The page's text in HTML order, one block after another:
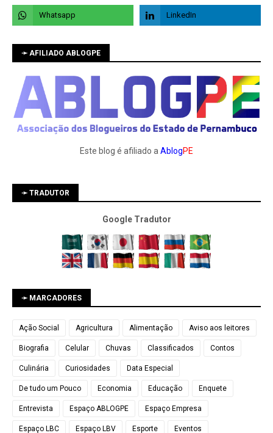
➛ AFILIADO ABLOGPE
Este blog é afiliado a AblogPE
➛ TRADUTOR
Google Tradutor
➛ MARCADORES
Ação Social Agricultura Alimentação Aviso aos leitores
Biografia Celular Chuvas Classificados Contos
Culinária Curiosidades Data Especial
De tudo um Pouco Economia Educação Enquete
Entrevista Espaço ABLOGPE Espaço Empresa
Espaço LBC Espaço LBV Esporte Eventos